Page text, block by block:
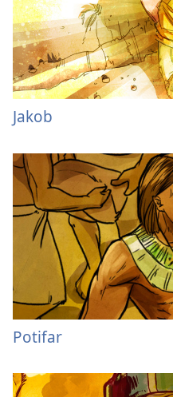
Jakob
Potifar